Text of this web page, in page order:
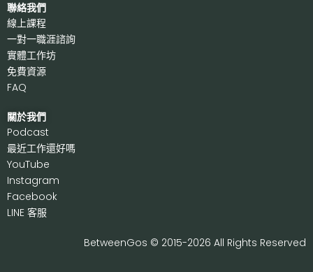
聯絡我們
線上課程
一對一職涯諮詢
實體工作坊
免費資源
FAQ
關於我們
Podcast
最近工作還好嗎
YouTube
Instagram
Facebook
LINE 客服
BetweenGos © 2015-2026 All Rights Reserved